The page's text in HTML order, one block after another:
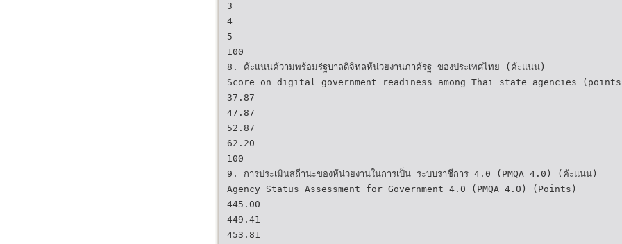
3
4
5
100
8. ค้ะแนนค้วามพร้อมร่ฐบาลดิจิท่ลห้น่วยงานภาค้ร่ฐ ของประเทศไทย (ค้ะแนน)
Score on digital government readiness among Thai state agencies
37.87
47.87
52.87
62.20
100
9. การประเมินสถีานะของห้น่วยงานในการเป็น ระบบราชีการ 4.0 (PMQA 4.0) (ค้ะแนน)
Agency Status Assessment for Government 4.0 (PMQA 4.0) (Points)
445.00
449.41
453.81